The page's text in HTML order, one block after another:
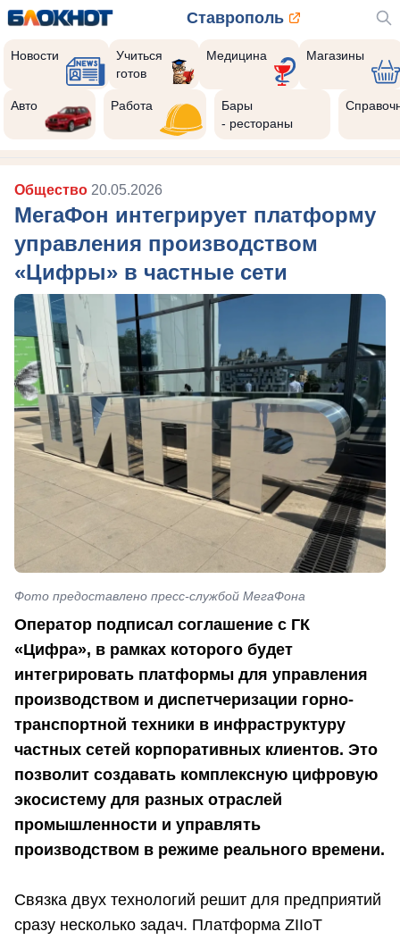
Ставрополь
Новости
Учиться
готов
Медицина Магазины
Авто Работа
Бары
- рестораны
Общество 20.05.2026
МегаФон интегрирует платформу
управления производством
«Цифры» в частные сети
Фото предоставлено пресс-службой МегаФона
Оператор подписал соглашение с ГК
«Цифра», в рамках которого будет
интегрировать платформы для управления
производством и диспетчеризации горно-
транспортной техники в инфраструктуру
частных сетей корпоративных клиентов. Это
позволит создавать комплексную цифровую
экосистему для разных отраслей
промышленности и управлять
производством в режиме реального времени.
Связка двух технологий решит для предприятий
сразу несколько задач. Платформа ZIIoT